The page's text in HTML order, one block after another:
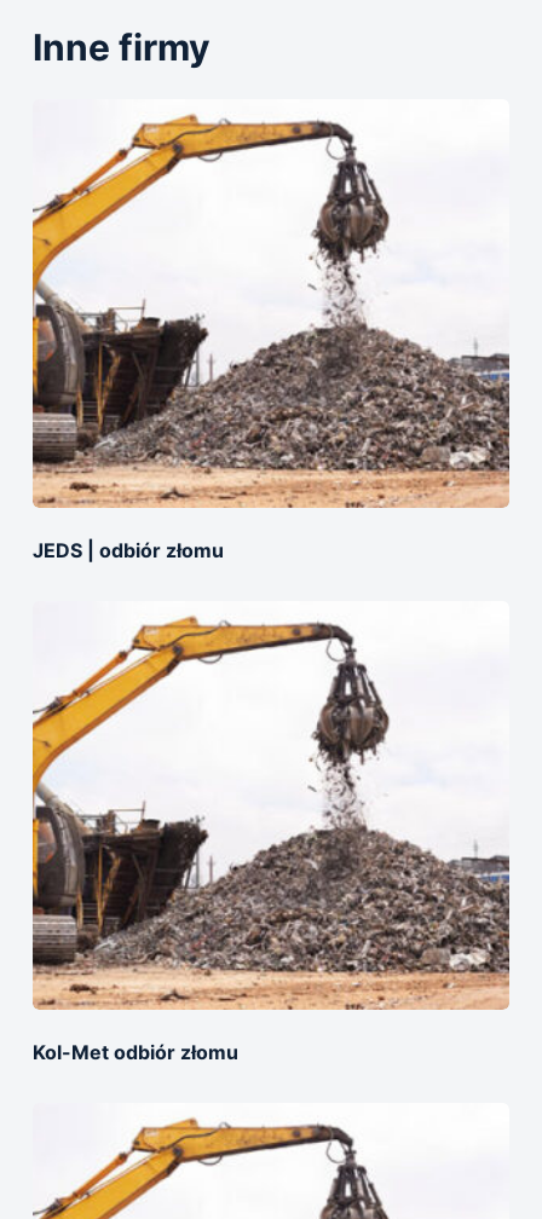
Inne firmy
JEDS | оdbiór złomu
Kol-Met оdbiór złomu